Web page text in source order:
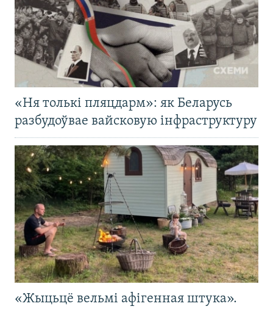
«Ня толькі пляцдарм»: як Беларусь
разбудоўвае вайсковую інфраструктуру
«Жыцьцё вельмі афігенная штука».